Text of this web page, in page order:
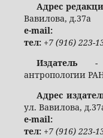
Адрес
Вавилова, д.37а
e-mail:
тел: +7 (916) 223-
Издатель-
антропологии
Адрес
ул. Вавилова,
e-mail:
тел: +7 (916) 223-